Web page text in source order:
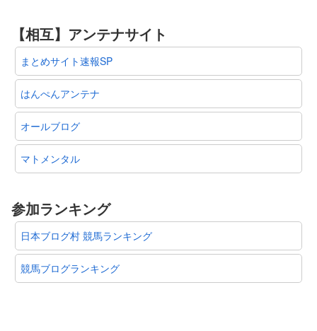
【相互】アンテナサイト
まとめサイト速報SP
はんぺんアンテナ
オールブログ
マトメンタル
参加ランキング
日本ブログ村 競馬ランキング
競馬ブログランキング